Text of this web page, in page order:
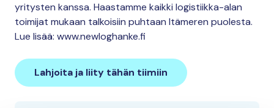
yritysten kanssa. Haastamme kaikki logistiikka-alan
toimijat mukaan talkoisiin puhtaan Itämeren puolesta.
Lue lisää: www.newloghanke.fi
Lahjoita ja liity tähän tiimiin